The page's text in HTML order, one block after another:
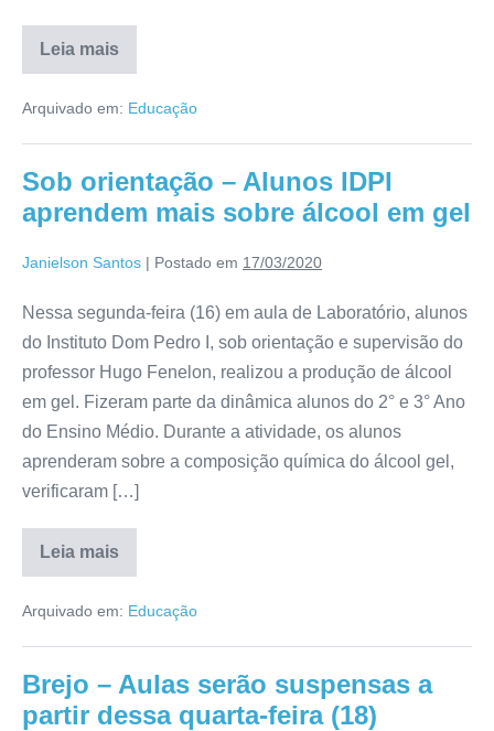
Leia mais
Arquivado em: Educação
Sob orientação – Alunos IDPI
aprendem mais sobre álcool em gel
Janielson Santos | Postado em 17/03/2020
Nessa segunda-feira (16) em aula de Laboratório, alunos
do Instituto Dom Pedro I, sob orientação e supervisão do
professor Hugo Fenelon, realizou a produção de álcool
em gel. Fizeram parte da dinâmica alunos do 2° e 3° Ano
do Ensino Médio. Durante a atividade, os alunos
aprenderam sobre a composição química do álcool gel,
verificaram […]
Leia mais
Arquivado em: Educação
Brejo – Aulas serão suspensas a
partir dessa quarta-feira (18)